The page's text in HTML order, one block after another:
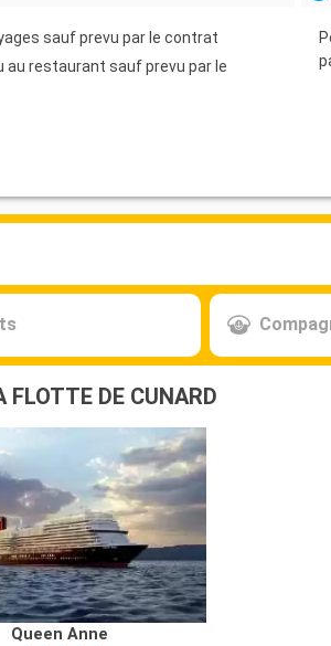
sauf prevu par le contrat
au restaurant sauf prevu par le
FLOTTE DE CUNARD
Queen Anne